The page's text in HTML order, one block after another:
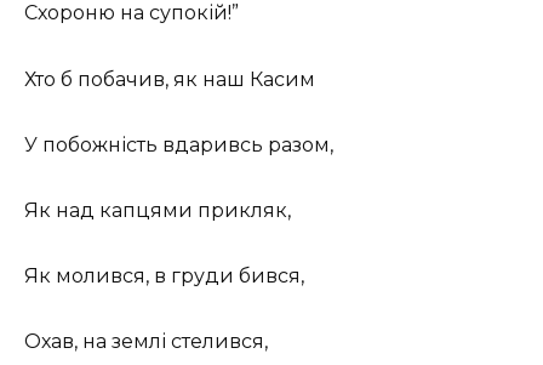
Схороню на супокій!”
Хто б побачив, як наш Касим
У побожність вдаривсь разом,
Як над капцями прикляк,
Як молився, в груди бився,
Охав, на землі стелився,